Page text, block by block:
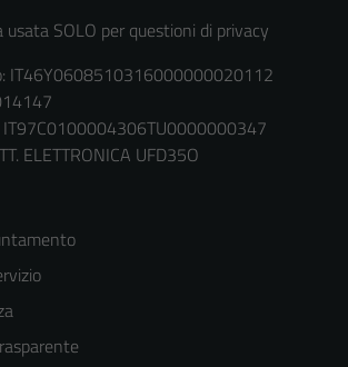
usata SOLO per questioni di privacy
IT46Y0608510316000000020112
IT97C0100004306TU0000000347
ELETTRONICA UFD35O